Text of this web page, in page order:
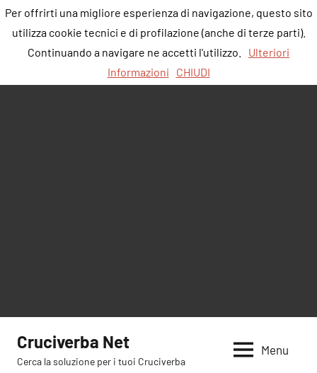
contenuto
Cruciverba Net
Cerca la soluzione per i tuoi Cruciverba
Menu
Per offrirti una migliore esperienza di navigazione, questo sito
utilizza cookie tecnici e di profilazione (anche di terze parti).
Continuando a navigare ne accetti l'utilizzo.
Ulteriori
Informazioni
CHIUDI